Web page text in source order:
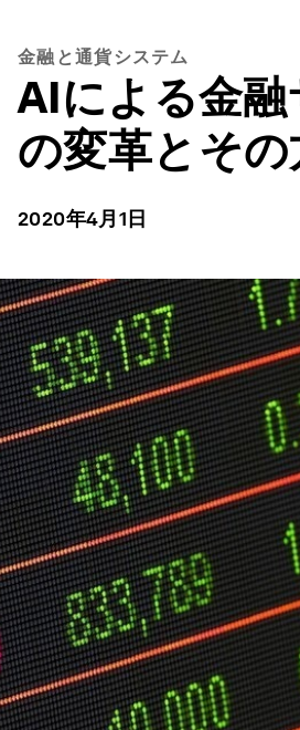
金融と通貨システム
AIによる金融
の変革とそ
2020年4月1日